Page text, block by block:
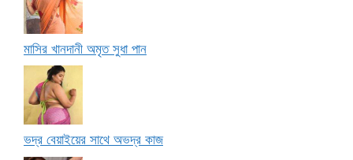
মাসির খানদানী অমৃত সুধা পান
ভদ্র বেয়াইয়ের সাথে অভদ্র কাজ